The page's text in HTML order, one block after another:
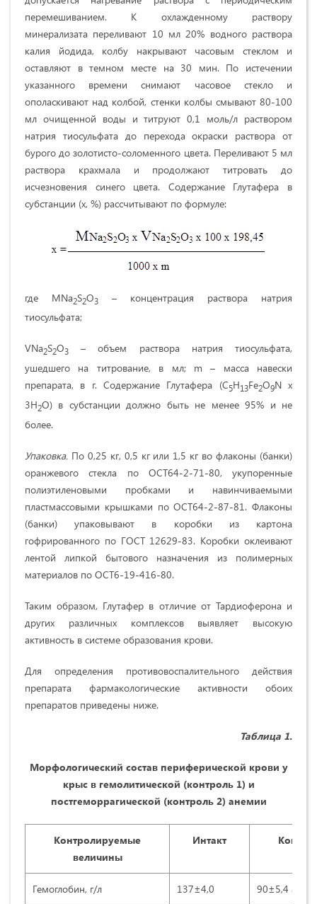
перемешиванием. К охлажденному раствору
минерализата переливают 10 мл 20% водного раствора
калия йодида, колбу накрывают часовым стеклом и
оставляют в темном месте на 30 мин. По истечении
указанного времени снимают часовое стекло и
ополаскивают над колбой, стенки колбы смывают 80-100
мл очищенной воды и титруют 0,1 моль/л раствором
натрия тиосульфата до перехода окраски раствора от
бурого до золотисто-соломенного цвета. Переливают 5 мл
раствора крахмала и продолжают титровать до
исчезновения синего цвета. Содержание Глутафера в
субстанции (х, %) рассчитывают по формуле:
где MNa2S2O3 – концентрация раствора натрия
тиосульфата;
VNa2S2O3 – объем раствора натрия тиосульфата,
ушедшего на титрование, в мл; m – масса навески
препарата, в г. Содержание Глутафера (C5H13Fe2O9N x
3H2O) в субстанции должно быть не менее 95% и не
более.
Упаковка. По 0,25 кг, 0,5 кг или 1,5 кг во флаконы (банки)
оранжевого стекла по ОСТ64-2-71-80, укупоренные
полиэтиленовыми пробками и навинчиваемыми
пластмассовыми крышками по ОСТ64-2-87-81. Флаконы
(банки) упаковывают в коробки из картона
гофрированного по ГОСТ 12629-83. Коробки оклеивают
лентой липкой бытового назначения из полимерных
материалов по ОСТ6-19-416-80.
Таким образом, Глутафер в отличие от Тардиоферона и
других различных комплексов выявляет высокую
активность в системе образования крови.
Для определения противовоспалительного действия
препарата фармакологические активности обоих
препаратов приведены ниже.
Таблица 1.
Морфологический состав периферической крови у
крыс в гемолитической (контроль 1) и
постгеморрагической (контроль 2) анемии
Контролируемые
величины
Интакт
Гемоглобин, г/л 137±4,0 90±5,4 а